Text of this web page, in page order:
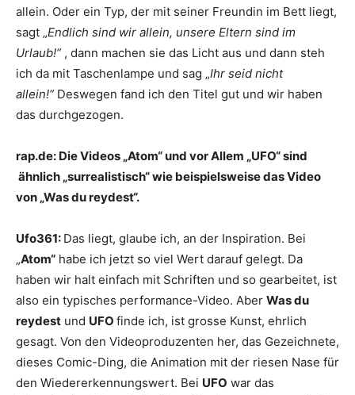
allein. Oder ein Typ, der mit seiner Freundin im Bett liegt,
sagt „Endlich sind wir allein, unsere Eltern sind im
Urlaub!“ , dann machen sie das Licht aus und dann steh
ich da mit Taschenlampe und sag „Ihr seid nicht
allein!“ Deswegen fand ich den Titel gut und wir haben
das durchgezogen.
rap.de: Die Videos „Atom“ und vor Allem „UFO“ sind
ähnlich „surrealistisch“ wie beispielsweise das Video
von „Was du reydest“.
Ufo361: Das liegt, glaube ich, an der Inspiration. Bei
„Atom“ habe ich jetzt so viel Wert darauf gelegt. Da
haben wir halt einfach mit Schriften und so gearbeitet, ist
also ein typisches performance-Video. Aber Was du
reydest und UFO finde ich, ist grosse Kunst, ehrlich
gesagt. Von den Videoproduzenten her, das Gezeichnete,
dieses Comic-Ding, die Animation mit der riesen Nase für
den Wiedererkennungswert. Bei UFO war das